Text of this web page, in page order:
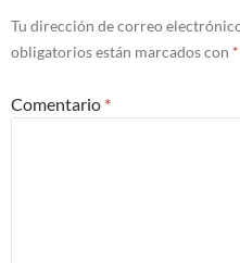
Tu dirección de correo
obligatorios están marcados con *
Comentario *